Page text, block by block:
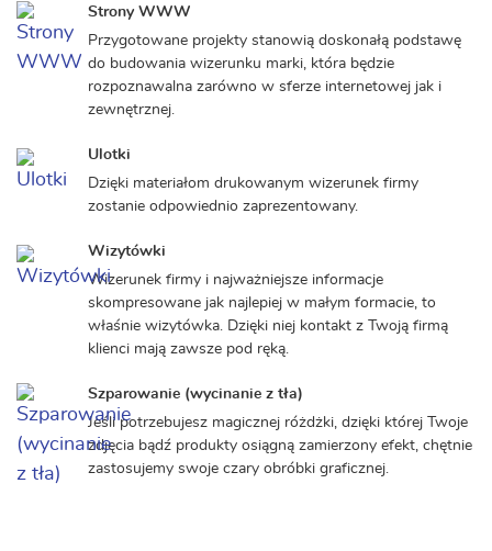
Strony WWW
Przygotowane projekty stanowią doskonałą podstawę
do budowania wizerunku marki, która będzie
rozpoznawalna zarówno w sferze internetowej jak i
zewnętrznej.
Ulotki
Dzięki materiałom drukowanym wizerunek firmy
zostanie odpowiednio zaprezentowany.
Wizytówki
Wizerunek firmy i najważniejsze informacje
skompresowane jak najlepiej w małym formacie, to
właśnie wizytówka. Dzięki niej kontakt z Twoją firmą
klienci mają zawsze pod ręką.
Szparowanie (wycinanie z tła)
Jeśli potrzebujesz magicznej różdżki, dzięki której Twoje
zdjęcia bądź produkty osiągną zamierzony efekt, chętnie
zastosujemy swoje czary obróbki graficznej.